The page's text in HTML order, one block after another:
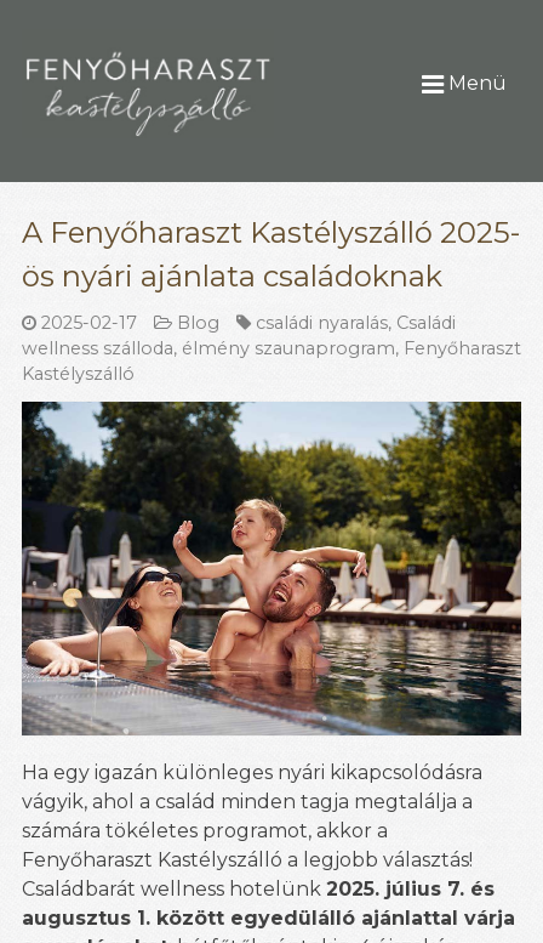
Menü
A Fenyőharaszt Kastélyszálló 2025-
ös nyári ajánlata családoknak
2025-02-17 Blog családi nyaralás, Családi
wellness szálloda, élmény szaunaprogram, Fenyőharaszt
Kastélyszálló
Ha egy igazán különleges nyári kikapcsolódásra
vágyik, ahol a család minden tagja megtalálja a
számára tökéletes programot, akkor a
Fenyőharaszt Kastélyszálló a legjobb választás!
Családbarát wellness hotelünk 2025. július 7. és
augusztus 1. között egyedülálló ajánlattal várja